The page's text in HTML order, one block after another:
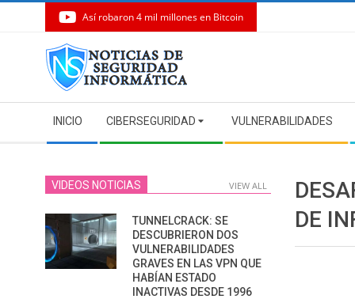
Así robaron 4 mil millones en Bitcoin
Navigation
Menu
INICIO CIBERSEGURIDAD VULNERABILIDADES
DE
VIDEOS NOTICIAS VIEW ALL
TUNNELCRACK: SE
DESCUBRIERON DOS
VULNERABILIDADES
GRAVES EN LAS VPN QUE
HABÍAN ESTADO
INACTIVAS DESDE 1996